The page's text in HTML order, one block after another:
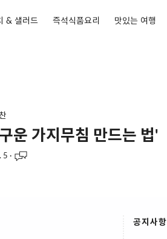
& 샐러드 즉석식품요리 맛있는 여행
운 가지무침 만드는 법'
5 ·
공지사항